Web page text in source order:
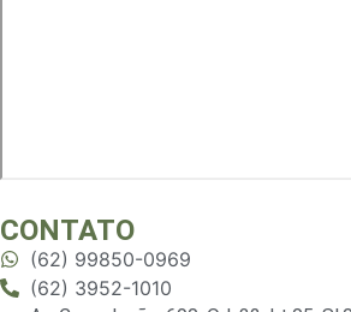
CONTATO
(62) 99850-0969
(62) 3952-1010